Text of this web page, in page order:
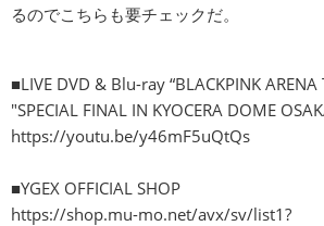
るのでこちらも要チェックだ。
■LIVE DVD & Blu-ray “BLACKPINK
"SPECIAL FINAL IN KYOCERA DOME
https://youtu.be/y46mF5uQtQs
■YGEX OFFICIAL SHOP
https://shop.mu-mo.net/avx/sv/list1?